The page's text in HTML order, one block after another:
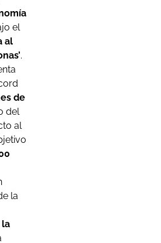
el
al
.
de
del
al
la
la